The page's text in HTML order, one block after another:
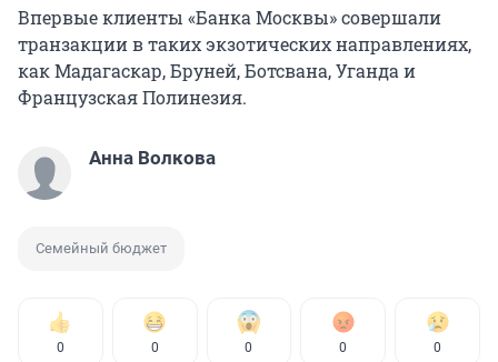
Впервые клиенты «Банка Москвы» совершали
транзакции в таких экзотических направлениях,
как Мадагаскар, Бруней, Ботсвана, Уганда и
Французская Полинезия.
Анна Волкова
Семейный бюджет
0 0 0 0 0